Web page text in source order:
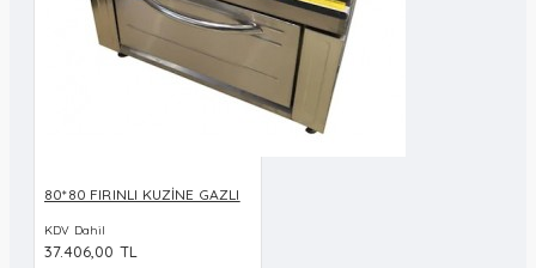
80*80 FIRINLI KUZİNE GAZLI
KDV Dahil
37.406,00 TL